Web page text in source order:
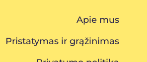
Apie mus
Pristatymas ir grąžinimas